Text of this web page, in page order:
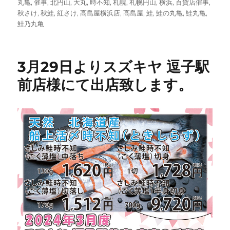
日:
ゴ
リ
丸亀,催事,北円山, 大丸, 時不知,札幌,札幌円山,横浜, 百貨店催事,
秋さけ,秋鮭,紅さけ,高島屋横浜店,髙島屋,鮭,鮭の丸亀,鮭丸亀,
鮭乃丸亀
3月29日よりスズキヤ 逗子駅
前店様にて出店致します。